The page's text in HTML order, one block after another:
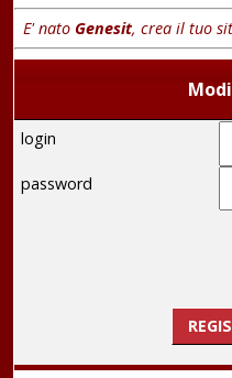
E' nato Genesit, crea il tuo
login
password